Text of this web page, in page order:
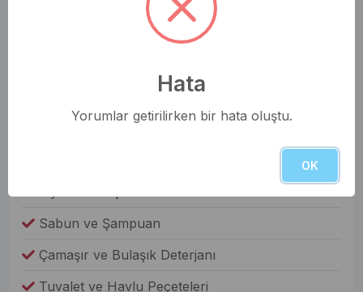
Çamaşır Makinesi
Sabun ve Şampuan
Çamaşır ve Bulaşık Deterjanı
Tuvalet ve Havlu Peçeteleri
Hata
Yorumlar getirilirken bir hata oluştu.
OK